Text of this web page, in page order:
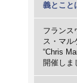
義とこと
フランス
ス・マル
“Chris
開催しま